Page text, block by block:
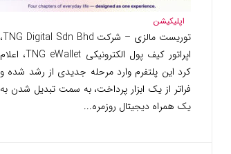
اپلیکیشن
توریست مالزی – شرکت TNG Digital Sdn Bhd،
اپراتور کیف پول الکترونیکی TNG eWallet، اعلام
کرد این پلتفرم وارد مرحله جدیدی از رشد شده و
فراتر از یک ابزار پرداخت، به سمت تبدیل شدن به
یک همراه دیجیتال روزمره...